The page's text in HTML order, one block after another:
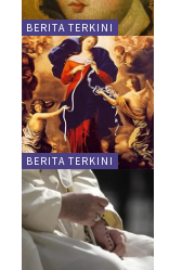
BERITA TERKINI
BERITA TERKINI